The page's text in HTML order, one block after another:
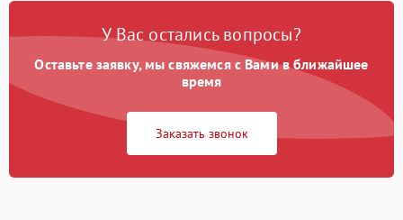
У Вас остались вопросы?
Оставьте заявку, мы свяжемся с Вами в ближайшее
время
Заказать звонок